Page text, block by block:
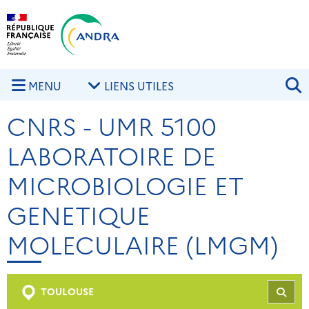
Aller au contenu principal
MENU LIENS UTILES
CNRS - UMR 5100
LABORATOIRE DE
MICROBIOLOGIE ET
GENETIQUE
MOLECULAIRE (LMGM)
TOULOUSE